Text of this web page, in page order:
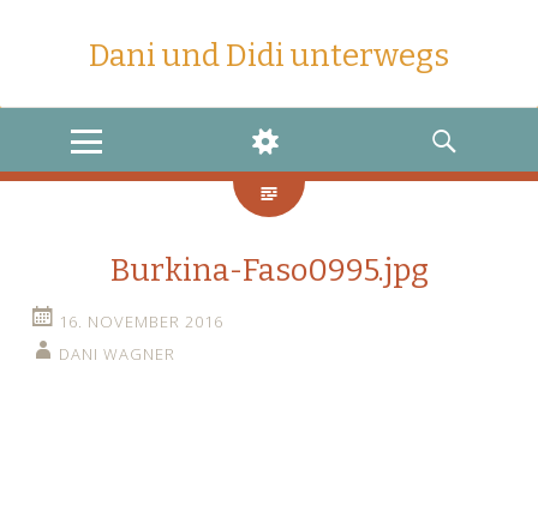
Dani und Didi unterwegs
MENU
WIDGETS
SEARCH
Burkina-Faso0995.jpg
16. NOVEMBER 2016
DANI WAGNER